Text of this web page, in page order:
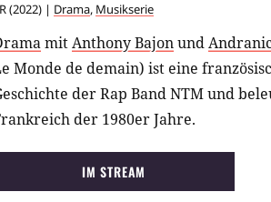
(2022) | Drama, Musikserie
mitAnthony Bajonund
Monde de demain) ist eine
der Rap Band NTM und
der 1980er Jahre.
IM STREAM